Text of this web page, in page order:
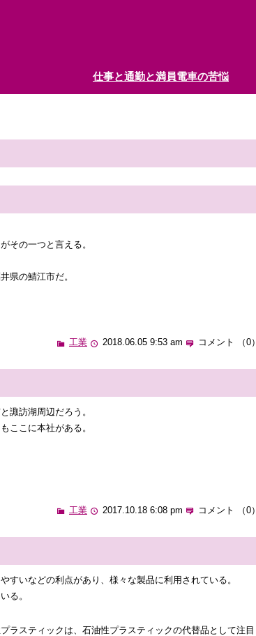
仕事と通勤と満員電車の苦悩
その一つと言える。
県の鯖江市だ。
工業 2018.06.05 9:53 am コメント （0）
諏訪湖周辺だろう。
ここに本社がある。
工業 2017.10.18 6:08 pm コメント （0）
すいなどの利点があり、様々な製品に利用されている。
る。
ラスティックは、石油性プラスティックの代替品として注目